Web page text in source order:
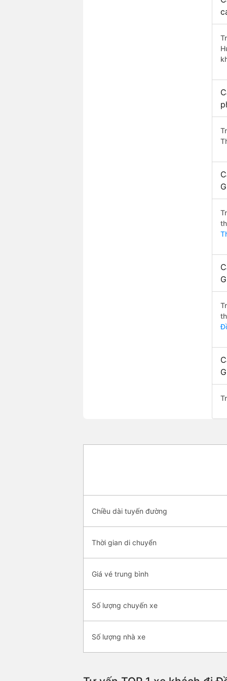
Chiều dài tuyến đường
Thời gian di chuyển
Giá vé trung bình
Số lượng chuyến xe
Số lượng nhà xe